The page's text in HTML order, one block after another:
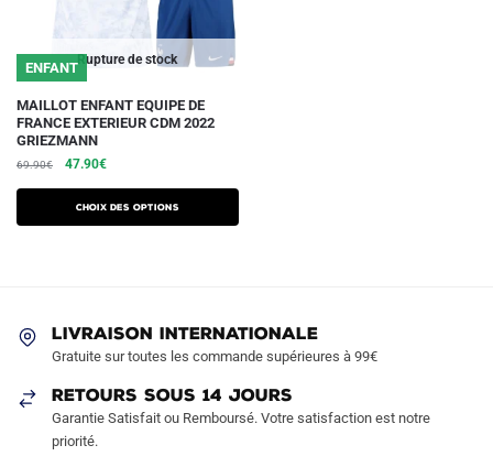
Rupture de stock
ENFANT
MAILLOT ENFANT EQUIPE DE
FRANCE EXTERIEUR CDM 2022
GRIEZMANN
69.90€
Le
initial
était :
47.90€Le
actuel
est :
Choix des options
Ce
produit
a
plusieurs
variations.
choisies
la
LIVRAISON INTERNATIONALE
Gratuite sur toutes les commande supérieures à 99€
RETOURS SOUS 14 JOURS
Garantie Satisfait ou Remboursé. Votre satisfaction est notre
priorité.